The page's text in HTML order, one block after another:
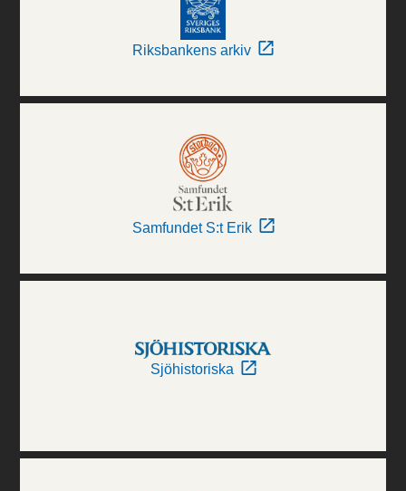
Riksbankens arkiv
Samfundet S:t Erik
Sjöhistoriska